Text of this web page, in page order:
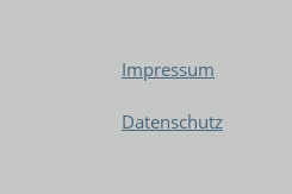
Impressum
Datenschutz